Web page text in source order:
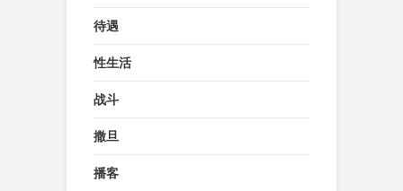
待遇
性生活
战斗
撒旦
播客